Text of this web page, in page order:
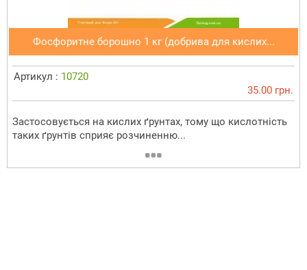
Фосфоритне борошно 1 кг (добрива для кислих...
Артикул : 10720
35.00 грн.
Застосовується на кислих ґрунтах, тому що кислотність
таких ґрунтів сприяє розчиненню...